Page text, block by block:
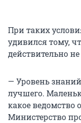
При таких
удивился тому,
действительно
— Уровень
лучшего.
какое ведомство
Министерство